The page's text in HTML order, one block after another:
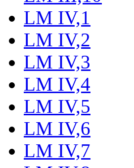
LM IV,1
LM IV,2
LM IV,3
LM IV,4
LM IV,5
LM IV,6
LM IV,7